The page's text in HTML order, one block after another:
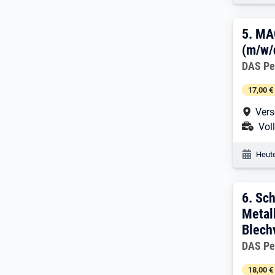
5.
5.
(m/
DAS
17,00
6.
6.
DAS
18,00